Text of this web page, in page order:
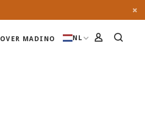
OVER MADINO NL